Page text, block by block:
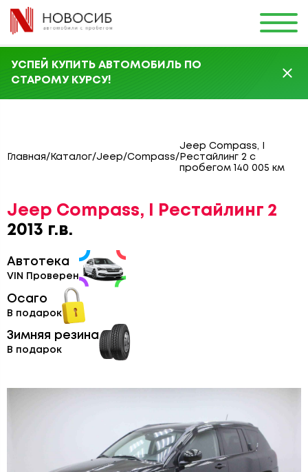
УСПЕЙ КУПИТЬ АВТОМОБИЛЬ ПО
СТАРОМУ КУРСУ!
Главная/ Каталог/Jeep/Compass/
Jeep Compass, I
Рестайлинг 2 с
пробегом 140 005 км
Jeep Compass, I Рестайлинг 2
2013 г.в.
Автотека
VIN Проверен
Осаго
В подарок
Зимняя резина
В подарок